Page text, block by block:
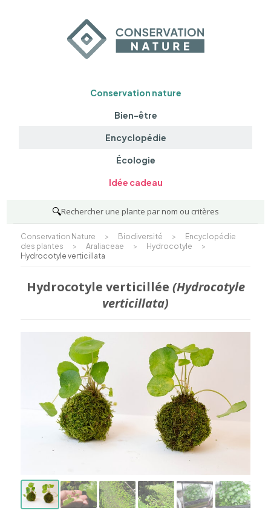
Conservation nature
Bien-être
Encyclopédie
Écologie
Idée cadeau
🔍Rechercher une plante par nom ou critères
Conservation Nature > Biodiversité >
Encyclopédie
des plantes
> Araliaceae > Hydrocotyle
>
Hydrocotyle verticillata
Hydrocotyle verticillée (Hydrocotyle
verticillata)